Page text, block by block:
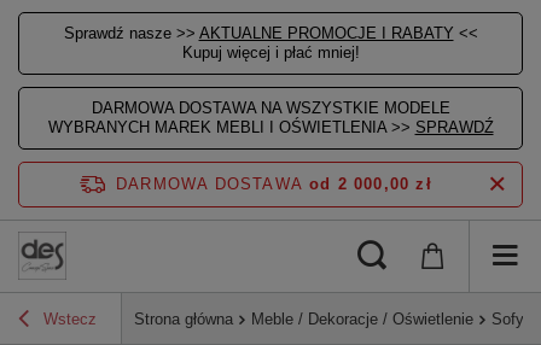
Sprawdź nasze >> AKTUALNE PROMOCJE I RABATY <<
Kupuj więcej i płać mniej!
DARMOWA DOSTAWA NA WSZYSTKIE MODELE
WYBRANYCH MAREK MEBLI I OŚWIETLENIA >> SPRAWDŹ
DARMOWA DOSTAWA od 2 000,00 zł
Wstecz Strona główna Meble / Dekoracje / Oświetlenie Sofy